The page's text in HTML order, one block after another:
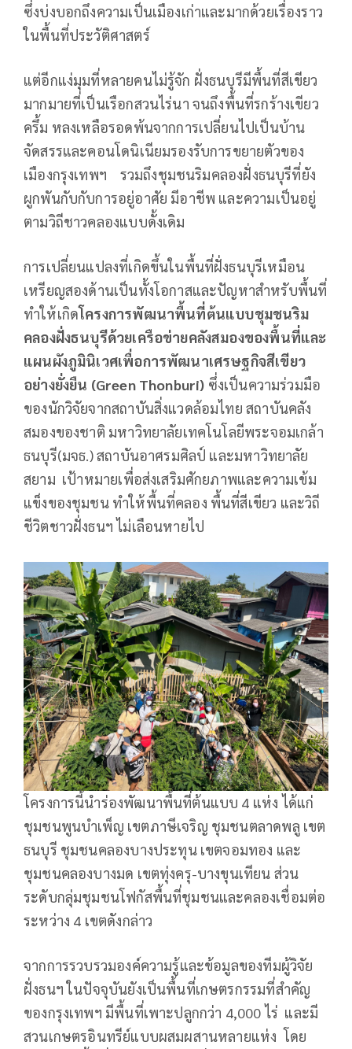
ซึ่งบ่งบอกถึงความเป็นเมืองเก่าและมากด้วยเรื่องราว
ในพื้นที่ประวัติศาสตร์
แต่อีกแง่มุมที่หลายคนไม่รู้จัก ฝั่งธนบุรีมีพื้นที่สีเขียว
มากมายที่เป็นเรือกสวนไร่นา จนถึงพื้นที่รกร้างเขียว
ครึ้ม หลงเหลือรอดพ้นจากการเปลี่ยนไปเป็นบ้าน
จัดสรรและคอนโดนิเนียมรองรับการขยายตัวของ
เมืองกรุงเทพฯ รวมถึงชุมชนริมคลองฝั่งธนบุรีที่ยัง
ผูกพันกับกับการอยู่อาศัย มีอาชีพ และความเป็นอยู่
ตามวิถีชาวคลองแบบดั้งเดิม
การเปลี่ยนแปลงที่เกิดขึ้นในพื้นที่ฝั่งธนบุรีเหมือน
เหรียญสองด้านเป็นทั้งโอกาสและปัญหาสำหรับพื้นที่
ทำให้เกิดโครงการพัฒนาพื้นที่ต้นแบบชุมชนริม
คลองฝั่งธนบุรีด้วยเครือข่ายคลังสมองของพื้นที่และ
แผนผังภูมินิเวศเพื่อการพัฒนาเศรษฐกิจสีเขียว
อย่างยั่งยืน (Green Thonburi) ซึ่งเป็นความร่วมมือ
ของนักวิจัยจากสถาบันสิ่งแวดล้อมไทย สถาบันคลัง
สมองของชาติ มหาวิทยาลัยเทคโนโลยีพระจอมเกล้า
ธนบุรี(มจธ.) สถาบันอาศรมศิลป์ และมหาวิทยาลัย
สยาม เป้าหมายเพื่อส่งเสริมศักยภาพและความเข้ม
แข็งของชุมชน ทำให้พื้นที่คลอง พื้นที่สีเขียว และวิถี
ชีวิตชาวฝั่งธนฯ ไม่เลือนหายไป
โครงการนี้นำร่องพัฒนาพื้นที่ต้นแบบ 4 แห่ง ได้แก่
ชุมชนพูนบำเพ็ญ เขตภาษีเจริญ ชุมชนตลาดพลู เขต
ธนบุรี ชุมชนคลองบางประทุน เขตจอมทอง และ
ชุมชนคลองบางมด เขตทุ่งครุ-บางขุนเทียน ส่วน
ระดับกลุ่มชุมชนโฟกัสพื้นที่ชุมชนและคลองเชื่อมต่อ
ระหว่าง 4 เขตดังกล่าว
จากการรวบรวมองค์ความรู้และข้อมูลของทีมผู้วิจัย
ฝั่งธนฯ ในปัจจุบันยังเป็นพื้นที่เกษตรกรรมที่สำคัญ
ของกรุงเทพฯ มีพื้นที่เพาะปลูกกว่า 4,000 ไร่ และมี
สวนเกษตรอินทรีย์แบบผสมผสานหลายแห่ง โดย